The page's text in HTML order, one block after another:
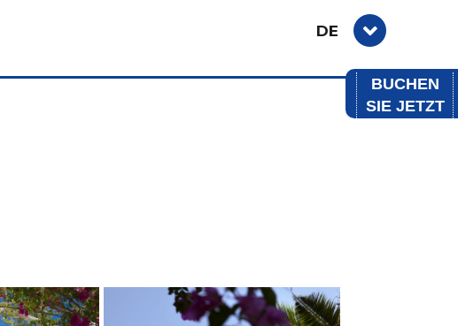
DE
BUCHEN
SIE JETZT